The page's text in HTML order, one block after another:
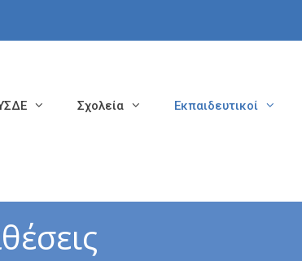
Σχολεία Εκπαιδευτικοί